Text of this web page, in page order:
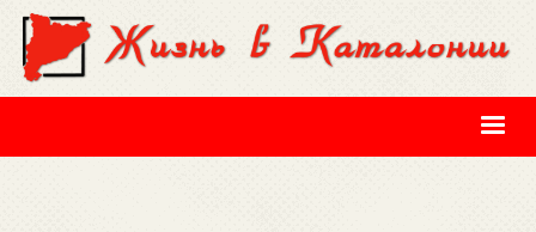
Перейти к основному содержанию